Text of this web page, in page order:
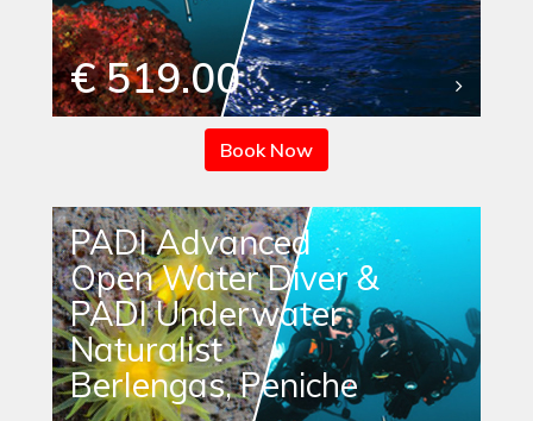
€ 519.00
Book Now
PADI Advanced
Open Water Diver &
PADI Underwater
Naturalist
Berlengas, Peniche